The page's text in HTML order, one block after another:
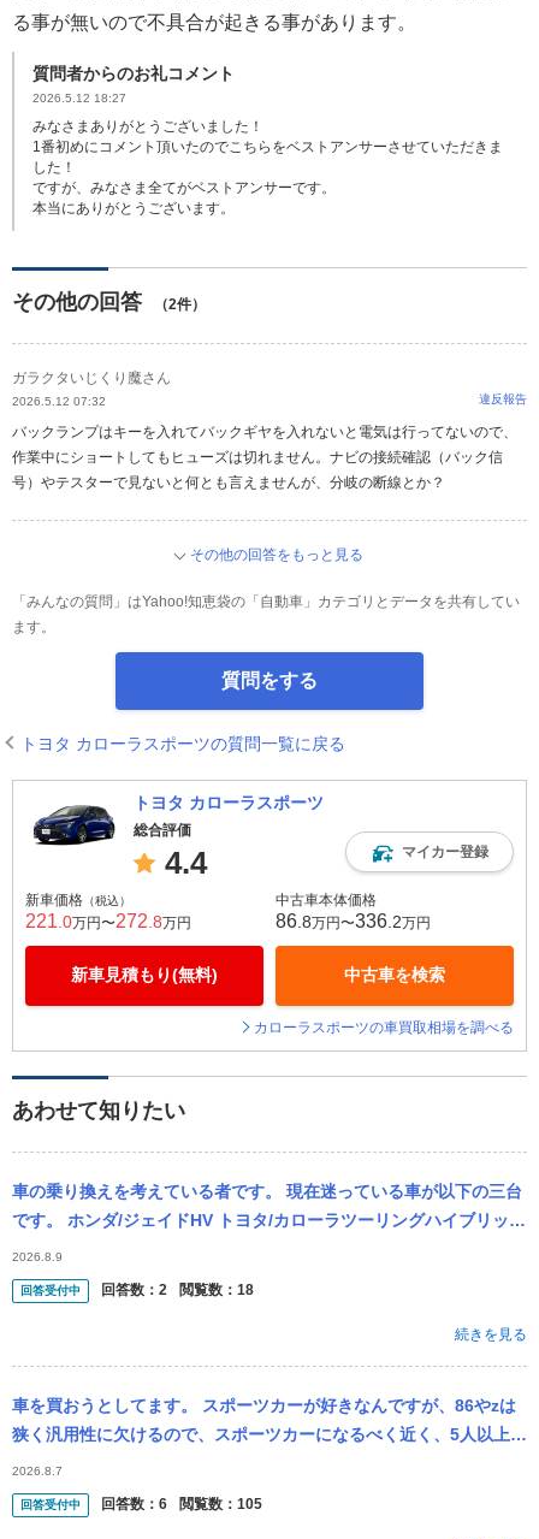
る事が無いので不具合が起きる事があります。
質問者からのお礼コメント
2026.5.12 18:27
みなさまありがとうございました！
1番初めにコメント頂いたのでこちらをベストアンサーさせていただきま
した！
ですが、みなさま全てがベストアンサーです。
本当にありがとうございます。
その他の回答 （2件）
ガラクタいじくり魔さん
2026.5.12 07:32 違反報告
バックランプはキーを入れてバックギヤを入れないと電気は行ってないので、
作業中にショートしてもヒューズは切れません。ナビの接続確認（バック信
号）やテスターで見ないと何とも言えませんが、分岐の断線とか？
その他の回答をもっと見る
「みんなの質問」はYahoo!知恵袋の「自動車」カテゴリとデータを共有してい
ます。
質問をする
トヨタ カローラスポーツの質問一覧に戻る
トヨタ カローラスポーツ
総合評価
4.4 マイカー登録
新車価格 （税込）
221 .0万円〜272 .8万円
新車見積もり(無料)
中古車本体価格
86 .8万円〜336 .2万円
中古車を検索
カローラスポーツの車買取相場を調べる
あわせて知りたい
車の乗り換えを考えている者です。 現在迷っている車が以下の三台
です。 ホンダ/ジェイドHV トヨタ/カローラツーリングハイブリッド
マツダ/マツダ6ワゴン 中古車での購入を考えています。 ...
2026.8.9
回答受付中 回答数： 2 閲覧数： 18
続きを見る
車を買おうとしてます。 スポーツカーが好きなんですが、86やzは
狭く汎用性に欠けるので、スポーツカーになるべく近く、5人以上乗
れる車にしようと思っています。条件に ・走りを純粋に楽しめる ・
人、...
2026.8.7
回答受付中 回答数： 6 閲覧数： 105